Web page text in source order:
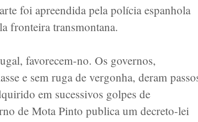
foi apreendida pela polícia espanhola
fronteira transmontana.
favorecem-no. Os governos,
e sem ruga de vergonha, deram
em sucessivos golpes de
de Mota Pinto publica um decreto-lei